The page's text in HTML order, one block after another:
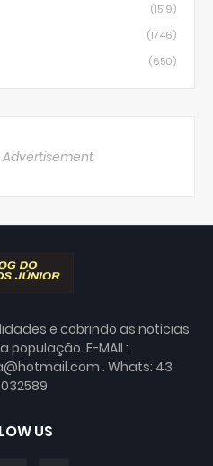
(1519)
(1746)
(650)
Advertisement
e cobrindo as notícias
população. E-MAIL:
. Whats: 43
US